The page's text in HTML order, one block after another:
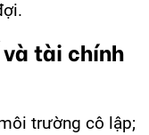
tài chính
trường cô lập;